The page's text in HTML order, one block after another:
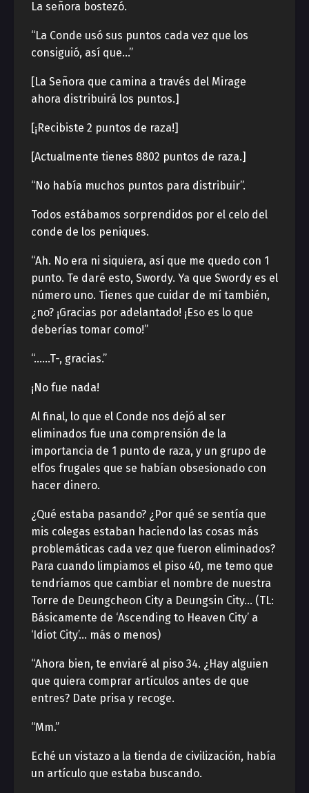
La señora bostezó.
“La Conde usó sus puntos cada vez que los
consiguió, así que…”
[La Señora que camina a través del Mirage
ahora distribuirá los puntos.]
[¡Recibiste 2 puntos de raza!]
[Actualmente tienes 8802 puntos de raza.]
“No había muchos puntos para distribuir”.
Todos estábamos sorprendidos por el celo del
conde de los peniques.
“Ah. No era ni siquiera, así que me quedo con 1
punto. Te daré esto, Swordy. Ya que Swordy es el
número uno. Tienes que cuidar de mí también,
¿no? ¡Gracias por adelantado! ¡Eso es lo que
deberías tomar como!”
“……T-, gracias.”
¡No fue nada!
Al final, lo que el Conde nos dejó al ser
eliminados fue una comprensión de la
importancia de 1 punto de raza, y un grupo de
elfos frugales que se habían obsesionado con
hacer dinero.
¿Qué estaba pasando? ¿Por qué se sentía que
mis colegas estaban haciendo las cosas más
problemáticas cada vez que fueron eliminados?
Para cuando limpiamos el piso 40, me temo que
tendríamos que cambiar el nombre de nuestra
Torre de Deungcheon City a Deungsin City… (TL:
Básicamente de ‘Ascending to Heaven City’ a
‘Idiot City’… más o menos)
“Ahora bien, te enviaré al piso 34. ¿Hay alguien
que quiera comprar artículos antes de que
entres? Date prisa y recoge.
“Mm.”
Eché un vistazo a la tienda de civilización, había
un artículo que estaba buscando.